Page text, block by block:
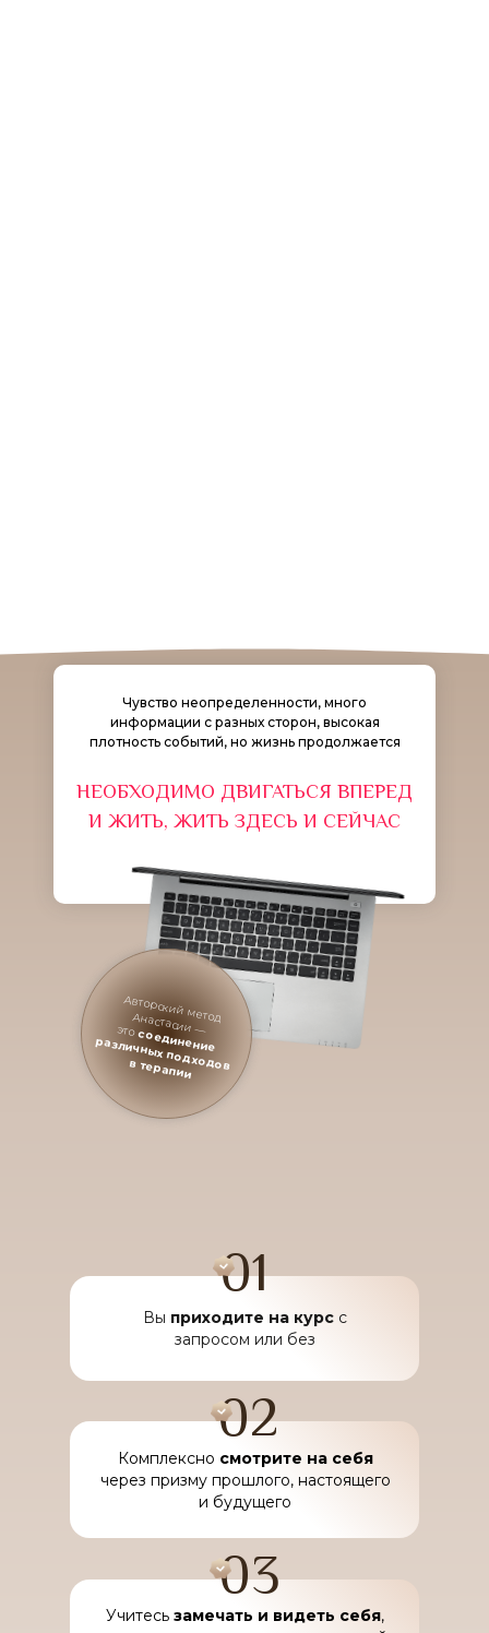
03
Учитесь замечать и видеть себя,
Авторский метод Анастасии —
этосоединение
различных подходов
в терапии
Чувство неопределенности, много
информации с разных сторон, высокая
плотность событий, но жизнь продолжается
НЕОБХОДИМО ДВИГАТЬСЯ ВПЕРЕД
И ЖИТЬ, ЖИТЬ ЗДЕСЬ И СЕЙЧАС
02
Комплексно смотрите на себя
через призму прошлого, настоящего
и будущего
Вы приходите на курс с
запросом или без
01